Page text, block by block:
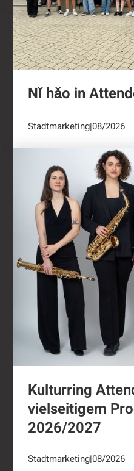
Nǐ hǎo in
Stadtmarketing|08/2026
Kulturring
Kulturring
vielseitigem
2026/2027
Stadtmarketing|08/2026